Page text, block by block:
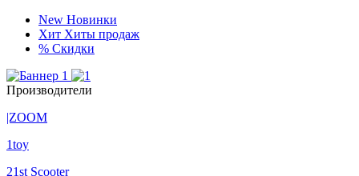
New Новинки
Хит Хиты продаж
% Скидки
Производители
|ZOOM
1toy
21st Scooter